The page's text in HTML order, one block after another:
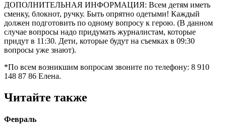
ДОПОЛНИТЕЛЬНАЯ ИНФОРМАЦИЯ: Всем детям иметь
сменку, блокнот, ручку. Быть опрятно одетыми! Каждый
должен подготовить по одному вопросу к герою. (В данном
случае вопросы надо придумать журналистам, которые
придут в 11:30. Дети, которые будут на съемках в 09:30
вопросы уже знают).
*По всем возникшим вопросам звоните по телефону: 8 910
148 87 86 Елена.
Читайте также
Февраль